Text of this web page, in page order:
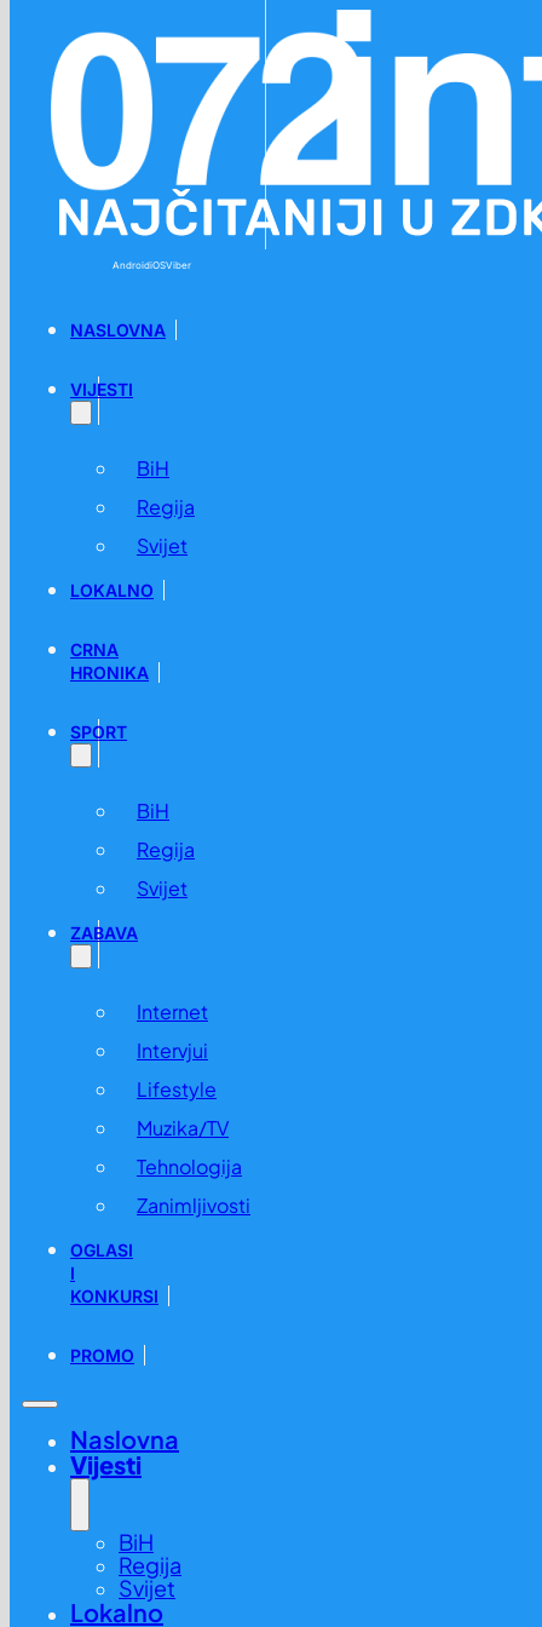
AndroidiOSViber
NASLOVNA
VIJESTI
BiH
Regija
Svijet
LOKALNO
CRNA
HRONIKA
SPORT
BiH
Regija
Svijet
ZABAVA
Internet
Intervjui
Lifestyle
Muzika/TV
Tehnologija
Zanimljivosti
OGLASI
I
KONKURSI
PROMO
Naslovna
Vijesti
BiH
Regija
Svijet
Lokalno